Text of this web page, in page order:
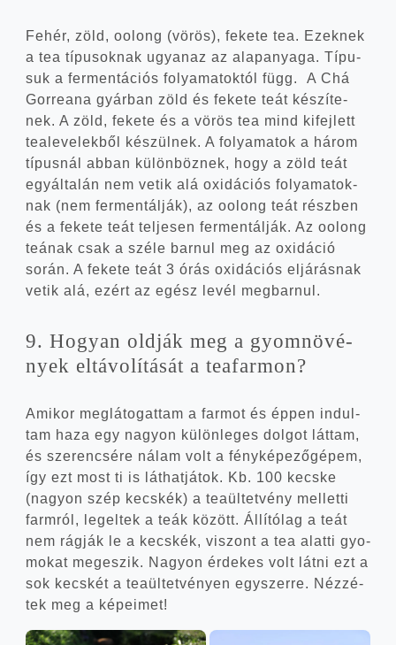
Fehér, zöld, oolong (vörös), feke­te tea. Ezek­nek
a tea típu­sok­nak ugyan­az az alap­anya­ga. Típu­
suk a fer­men­tá­ci­ós folya­ma­tok­tól függ. A Chá
Gor­re­a­na gyár­ban zöld és feke­te teát készí­te­
nek. A zöld, feke­te és a vörös tea mind kifej­lett
tea­le­ve­lek­ből készül­nek. A folya­ma­tok a három
típus­nál abban külön­böz­nek, hogy a zöld teát
egy­ál­ta­lán nem vetik alá oxi­dá­ci­ós folya­ma­tok­
nak (nem fer­men­tál­ják), az oolong teát rész­ben
és a feke­te teát tel­je­sen fer­men­tál­ják. Az oolong
teá­nak csak a szé­le bar­nul meg az oxi­dá­ció
során. A feke­te teát 3 órás oxi­dá­ci­ós eljá­rás­nak
vetik alá, ezért az egész levél megbarnul.
9. Hogyan old­ják meg a gyom­nö­vé­
nyek eltá­vo­lí­tá­sát a teafarmon?
Ami­kor meg­lá­to­gat­tam a far­mot és éppen indul­
tam haza egy nagyon külön­le­ges dol­got lát­tam,
és sze­ren­csé­re nálam volt a fény­ké­pe­ző­gé­pem,
így ezt most ti is lát­hat­já­tok. Kb. 100 kecs­ke
(nagyon szép kecs­kék) a tea­ül­tet­vény mel­let­ti
farm­ról, legel­tek a teák között. Állí­tó­lag a teát
nem rág­ják le a kecs­kék, viszont a tea alat­ti gyo­
mo­kat meg­eszik. Nagyon érde­kes volt lát­ni ezt a
sok kecs­két a tea­ül­tet­vé­nyen egy­szer­re. Néz­zé­
tek meg a képeimet!